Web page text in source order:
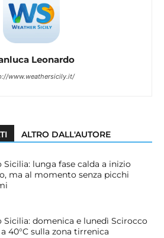
Leonardo
www.weathersicily.it/
ALTRO DALL'AUTORE
Sicilia: lunga fase calda a inizio
ma al momento senza picchi
Sicilia: domenica e lunedì Scirocco
40°C sulla zona tirrenica